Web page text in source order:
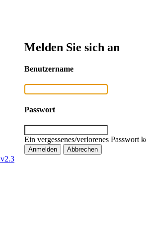
Melden Sie sich an
Benutzername
Passwort
Ein vergessenes/verlorenes Passwort